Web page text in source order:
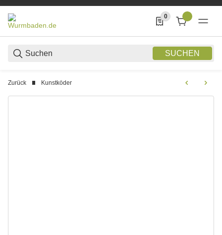
SUCHEN
0
0 Produkte in der
Zurück Kunstköder